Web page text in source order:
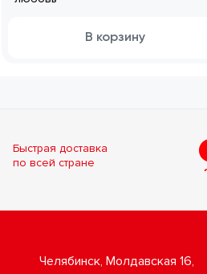
В корзину
Быстрая доставка
по всей стране
Челябинск, Молдавская 16,